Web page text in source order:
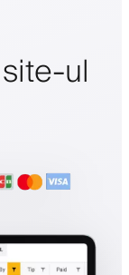
ul